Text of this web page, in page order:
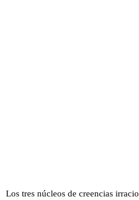
Los tres núcleos de creencias